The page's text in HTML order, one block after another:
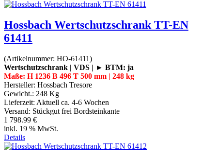
Hossbach Wertschutzschrank TT-EN
61411
(Artikelnummer: HO-61411)
Wertschutzschrank | VDS | ► BTM: ja
Maße: H 1236 B 496 T 500 mm | 248 kg
Hersteller: Hossbach Tresore
Gewicht.: 248 Kg
Lieferzeit: Aktuell ca. 4-6 Wochen
Versand: Stückgut frei Bordsteinkante
1 798.99 €
inkl. 19 % MwSt.
Details